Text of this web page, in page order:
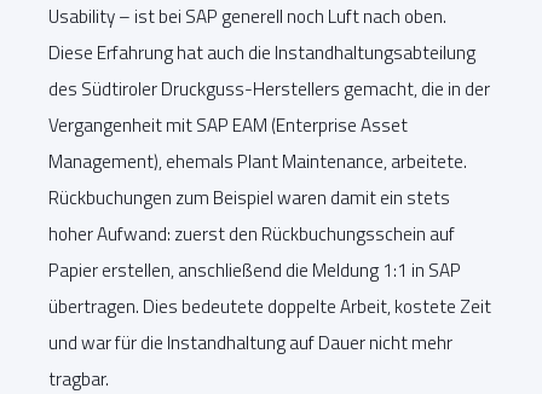
Usability – ist bei SAP generell noch Luft nach oben.
Diese Erfahrung hat auch die Instandhaltungsabteilung
des Südtiroler Druckguss-Herstellers gemacht, die in der
Vergangenheit mit SAP EAM (Enterprise Asset
Management), ehemals Plant Maintenance, arbeitete.
Rückbuchungen zum Beispiel waren damit ein stets
hoher Aufwand: zuerst den Rückbuchungsschein auf
Papier erstellen, anschließend die Meldung 1:1 in SAP
übertragen. Dies bedeutete doppelte Arbeit, kostete Zeit
und war für die Instandhaltung auf Dauer nicht mehr
tragbar.